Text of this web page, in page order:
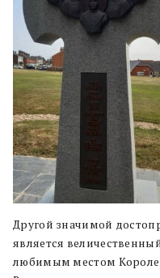
Другой значимой
является
любимым местом